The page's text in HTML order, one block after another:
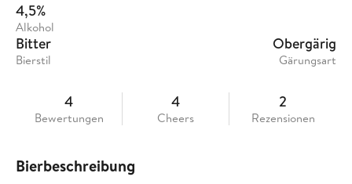
4,5%
Alkohol
Bitter
Bierstil
Obergärig
Gärungsart
4
Bewertungen
4
Cheers
2
Rezensionen
Bierbeschreibung